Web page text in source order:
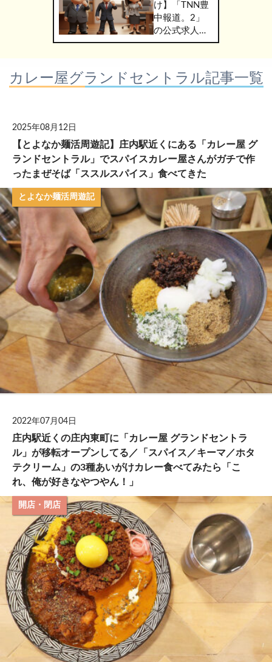
け】「TNN豊
中報道。2」
の公式求人情
報サービス
WORK」のご
掲載につきま
カレー屋グランドセントラル記事一覧
2025年08月12日
【とよなか麺活周遊記】庄内駅近くにある「カレー屋 グ
ランドセントラル」でスパイスカレー屋さんがガチで作
ったまぜそば「ススルスパイス」食べてきた
とよなか麺活周遊記
2022年07月04日
庄内駅近くの庄内東町に「カレー屋 グランドセントラ
ル」が移転オープンしてる／「スパイス／キーマ／ホタ
テクリーム」の3種あいがけカレー食べてみたら「こ
れ、俺が好きなやつやん！」
開店・閉店